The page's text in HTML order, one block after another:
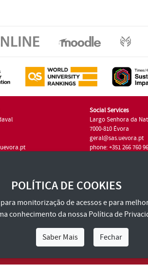
Social Services
Largo Senhora da
7000-810 Évora
geral@sas.uevora.pt
phone: +351 266 760
POLÍTICA DE COOKIES
monitorização de acessos e para
conhecimento da nossa Política de
Saber Mais Fechar